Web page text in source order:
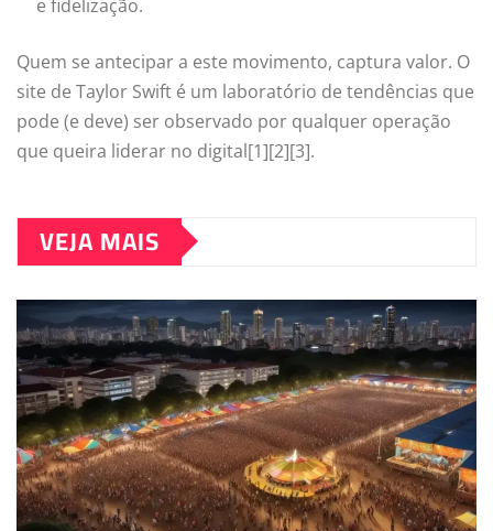
e fidelização.
Quem se antecipar a este movimento, captura valor. O
site de Taylor Swift é um laboratório de tendências que
pode (e deve) ser observado por qualquer operação
que queira liderar no digital[1][2][3].
VEJA MAIS